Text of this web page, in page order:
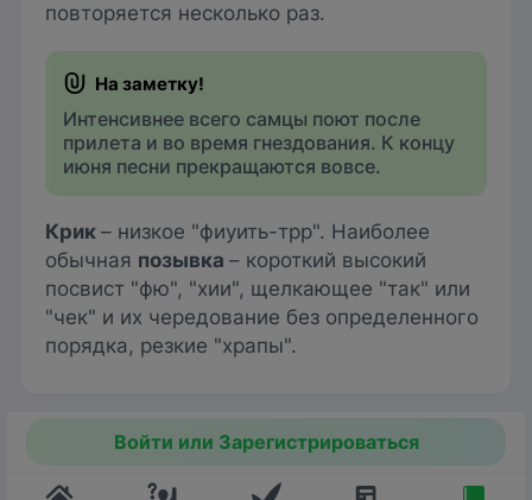
повторяется несколько раз.
Интенсивнее всего самцы поют после
прилета и во время гнездования. К концу
июня песни прекращаются вовсе.
Крик – низкое "фиуить-трр". Наиболее
обычная позывка – короткий высокий
посвист "фю", "хии", щелкающее "так" или
"чек" и их чередование без определенного
порядка, резкие "храпы".
Войти или Зарегистрироваться